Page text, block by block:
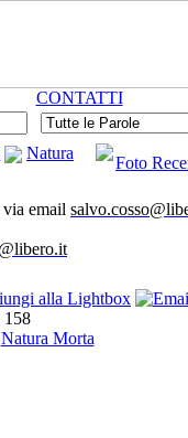
CONTATTI
Natura
Foto
email
Natura Morta